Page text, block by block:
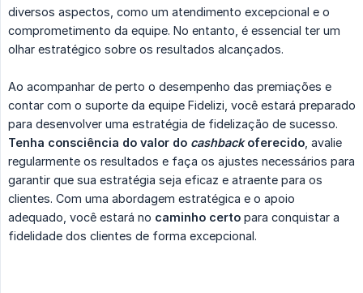
diversos aspectos, como um atendimento excepcional e o
comprometimento da equipe. No entanto, é essencial ter um
olhar estratégico sobre os resultados alcançados.
Ao acompanhar de perto o desempenho das premiações e
contar com o suporte da equipe Fidelizi, você estará preparado
para desenvolver uma estratégia de fidelização de sucesso.
Tenha consciência do valor do cashback oferecido , avalie
regularmente os resultados e faça os ajustes necessários para
garantir que sua estratégia seja eficaz e atraente para os
clientes. Com uma abordagem estratégica e o apoio
adequado, você estará no caminho certo para conquistar a
fidelidade dos clientes de forma excepcional.